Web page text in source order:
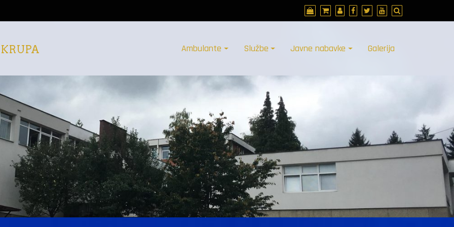
Ambulante Službe Javne nabavke Galerija